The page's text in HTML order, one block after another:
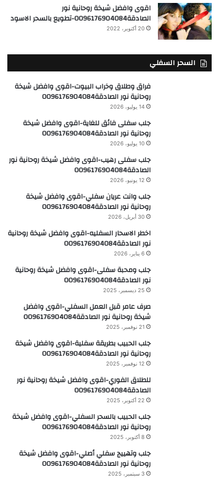
اقوى وافضل شيخة روحانية نور
الصادقة0096176904084-تطويع بالسحر الاسود
20 أكتوبر، 2022
السحر السفلي
فراق وطلاق وخراب البيوت-اقوى وافضل شيخة
روحانية نور الصادقة0096176904084
14 يوليو، 2026
جلب سفلى فائق للغاية-اقوى وافضل شيخة
روحانية نور الصادقة0096176904084
10 يوليو، 2026
جلب سفلى رهيب-اقوى وافضل شيخة روحانية نور
الصادقة0096176904084
12 يونيو، 2026
جلب وانت عريان سفلي-اقوى وافضل شيخة
روحانية نور الصادقة0096176904084
30 أبريل، 2026
اخطر الاسحار السفليه-اقوى وافضل شيخة روحانية
نور الصادقة0096176904084
6 يناير، 2026
جلب ومحبة سفلى-اقوى وافضل شيخة روحانية
نور الصادقة0096176904084
25 ديسمبر، 2025
صرف عامر قبل العمل السفلي-اقوى وافضل
شيخة روحانية نور الصادقة0096176904084
21 نوفمبر، 2025
جلب الحبيب بطريقة سفلية-اقوى وافضل شيخة
روحانية نور الصادقة0096176904084
12 نوفمبر، 2025
للطلاق الفوري-اقوى وافضل شيخة روحانية نور
الصادقة0096176904084
22 أكتوبر، 2025
جلب الحبيب بالسحر السفلي-اقوى وافضل شيخة
روحانية نور الصادقة0096176904084
8 أكتوبر، 2025
جلب وتهييج سفلي أصلي-اقوى وافضل شيخة
روحانية نور الصادقة0096176904084
3 سبتمبر، 2025